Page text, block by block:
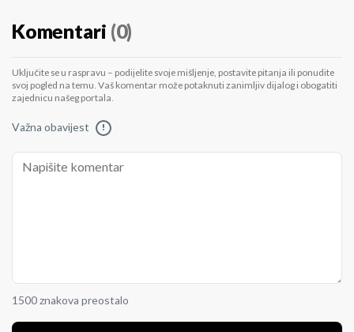
Komentari (0)
Uključite se u raspravu – podijelite svoje mišljenje, postavite pitanja ili ponudite
svoj pogled na temu. Vaš komentar može potaknuti zanimljiv dijalog i obogatiti
zajednicu našeg portala.
Važna obavijest !
1500 znakova preostalo